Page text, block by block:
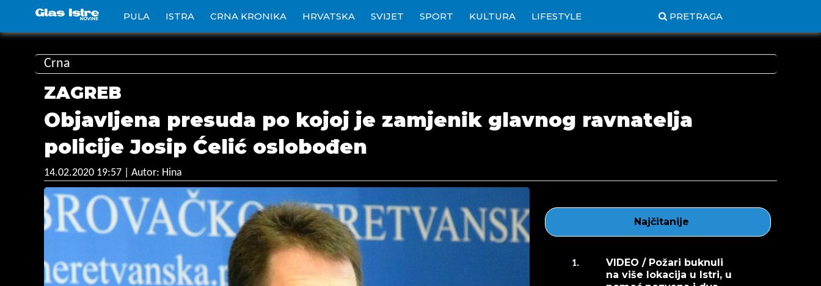
PULA ISTRA CRNA KRONIKA HRVATSKA SVIJET SPORT KULTURA LIFESTYLE PRETRAGA
Crna
ZAGREB
Objavljena presuda po kojoj je zamjenik glavnog ravnatelja
policije Josip Ćelić oslobođen
14.02.2020 19:57 | Autor: Hina
Najčitanije
1.
VIDEO / Požari buknuli
na više lokacija u Istri, u